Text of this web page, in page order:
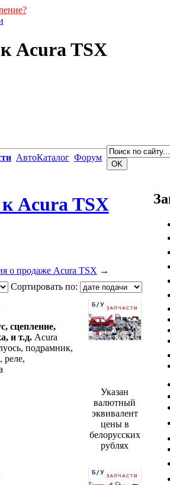
Acura TSX
АвтоКаталог Форум
Acura TSX
о продаже Acura TSX →
Сортировать по:
сцепление,
и т.д.Acura
подрамник,
реле,
Указан
валютный
эквивалент
цены в
белорусских
рублях